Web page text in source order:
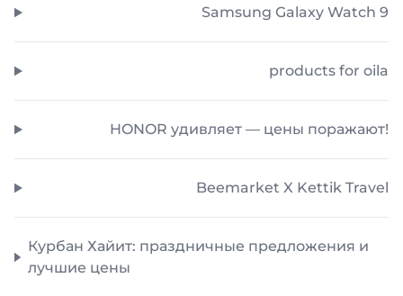
Samsung Galaxy Watch 9
products for oila
HONOR удивляет — цены поражают!
Beemarket X Kettik Travel
Курбан Хайит: праздничные предложения и
лучшие цены